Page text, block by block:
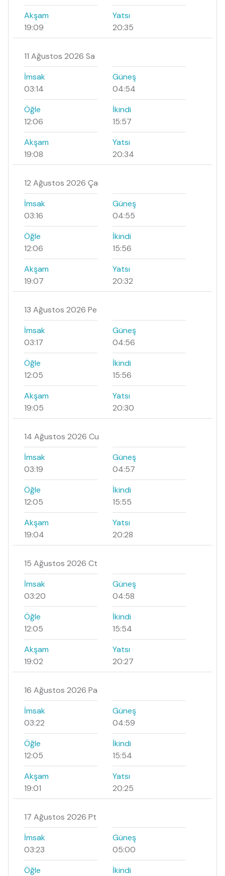
Akşam
19:09
Yatsı
20:35
11 Ağustos 2026 Sa
İmsak
03:14
Güneş
04:54
Öğle
12:06
İkindi
15:57
Akşam
19:08
Yatsı
20:34
12 Ağustos 2026 Ça
İmsak
03:16
Güneş
04:55
Öğle
12:06
İkindi
15:56
Akşam
19:07
Yatsı
20:32
13 Ağustos 2026 Pe
İmsak
03:17
Güneş
04:56
Öğle
12:05
İkindi
15:56
Akşam
19:05
Yatsı
20:30
14 Ağustos 2026 Cu
İmsak
03:19
Güneş
04:57
Öğle
12:05
İkindi
15:55
Akşam
19:04
Yatsı
20:28
15 Ağustos 2026 Ct
İmsak
03:20
Güneş
04:58
Öğle
12:05
İkindi
15:54
Akşam
19:02
Yatsı
20:27
16 Ağustos 2026 Pa
İmsak
03:22
Güneş
04:59
Öğle
12:05
İkindi
15:54
Akşam
19:01
Yatsı
20:25
17 Ağustos 2026 Pt
İmsak
03:23
Güneş
05:00
Öğle
İkindi